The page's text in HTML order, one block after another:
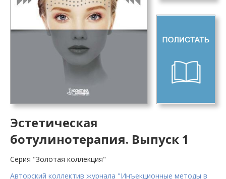
Эстетическая
ботулинотерапия. Выпуск 1
Серия "Золотая коллекция"
Авторский коллектив журнала "Инъекционные методы в